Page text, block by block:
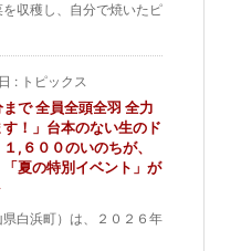
収穫し、自分で焼いたピ
: トピックス
まで 全員全頭全羽 全力
！」台本のない生のド
,６００のいのちが、
夏の特別イベント」が
白浜町）は、２０２６年